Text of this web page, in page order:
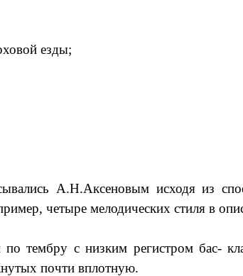
езды;
А.Н.Аксеновым исходя из
четыре мелодических стиля в
тембру с низким регистром бас-
почти вплотную.